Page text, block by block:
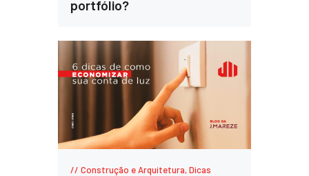
portfólio?
Construção e Arquitetura,Dicas